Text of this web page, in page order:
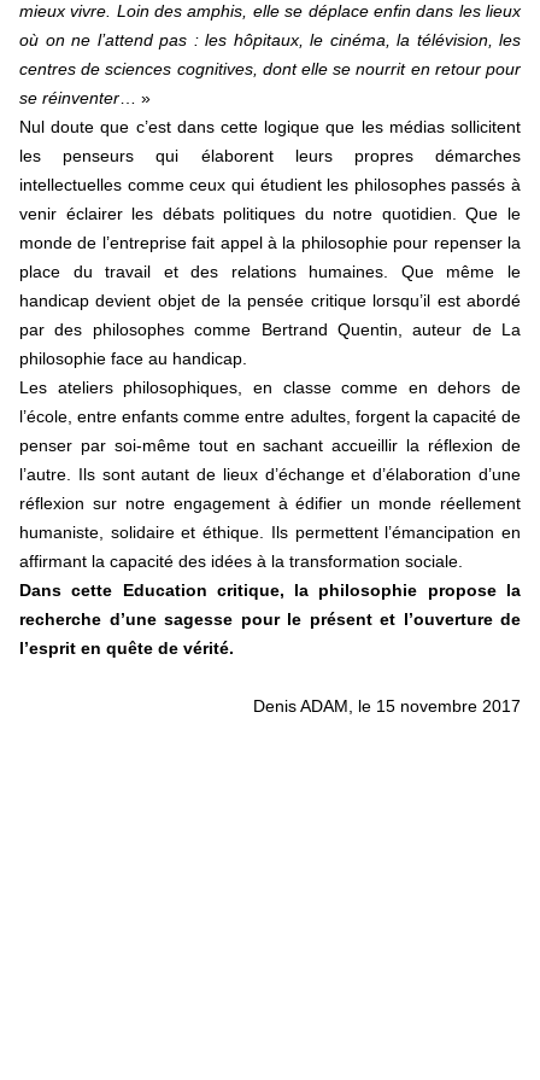
mieux vivre. Loin des amphis, elle se déplace enfin dans les lieux
où on ne l’attend pas : les hôpitaux, le cinéma, la télévision, les
centres de sciences cognitives, dont elle se nourrit en retour pour
se réinventer … »
Nul doute que c’est dans cette logique que les médias sollicitent
les penseurs qui élaborent leurs propres démarches
intellectuelles comme ceux qui étudient les philosophes passés à
venir éclairer les débats politiques du notre quotidien. Que le
monde de l’entreprise fait appel à la philosophie pour repenser la
place du travail et des relations humaines. Que même le
handicap devient objet de la pensée critique lorsqu’il est abordé
par des philosophes comme Bertrand Quentin, auteur de La
philosophie face au handicap.
Les ateliers philosophiques, en classe comme en dehors de
l’école, entre enfants comme entre adultes, forgent la capacité de
penser par soi-même tout en sachant accueillir la réflexion de
l’autre. Ils sont autant de lieux d’échange et d’élaboration d’une
réflexion sur notre engagement à édifier un monde réellement
humaniste, solidaire et éthique. Ils permettent l’émancipation en
affirmant la capacité des idées à la transformation sociale.
Dans cette Education critique, la philosophie propose la
recherche d’une sagesse pour le présent et l’ouverture de
l’esprit en quête de vérité.
Denis ADAM, le 15 novembre 2017